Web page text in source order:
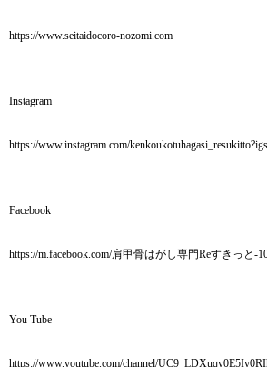
https://www.seitaidocoro-nozomi.com
Instagram
https://www.instagram.com/
Facebook
https://m.facebook.com/肩甲骨はがし専門Reすきっと-
You Tube
https://www.youtube.com/channel/